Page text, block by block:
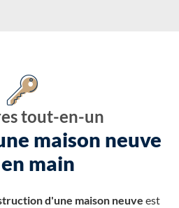
tout-en-un
maison neuve
main
d'une maison neuve est